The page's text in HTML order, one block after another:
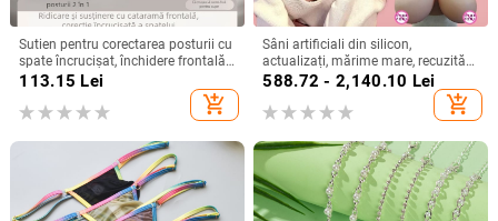
Sutien pentru corectarea posturii cu
spate încrucișat, închidere frontală,
fără arcuri metalice, confortabil
113.15 Lei
add_shopping_cart
Sâni artificiali din silicon,
actualizați, mărime mare, recuzită
pentru cosplay
588.72 - 2,140.10 Lei
add_shopping_cart